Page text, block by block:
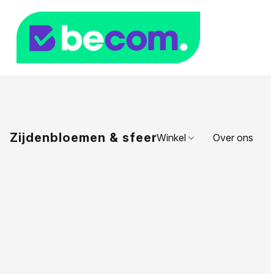
Zijdenbloemen & sfeerWinkel Over ons